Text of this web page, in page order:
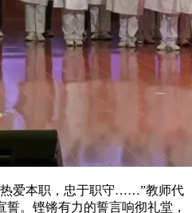
爱本职，忠于职守……”教师代
。铿锵有力的誓言响彻礼堂，